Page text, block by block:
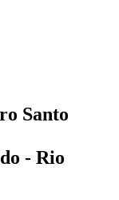
Santo
- Rio